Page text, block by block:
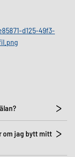
d125-49f3-
om jag bytt mitt